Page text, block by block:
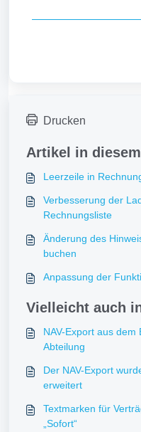
Drucken
Artikel in
Leerzeile in
Verbesserung der
Rechnungsliste
Änderung des
buchen
Anpassung der
Vielleicht auch
NAV-Export aus
Abteilung
Der NAV-Export
erweitert
Textmarken für
„Sofort“